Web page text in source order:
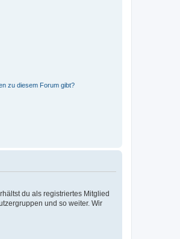
zu diesem Forum gibt?
du als registriertes Mitglied
und so weiter. Wir